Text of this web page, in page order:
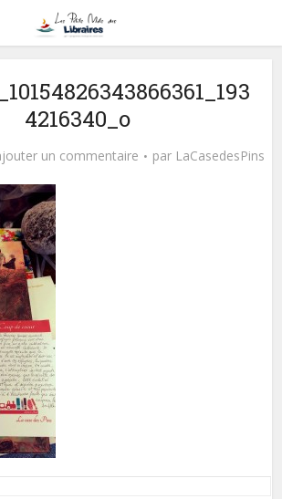
4216340_o
un commentaire par LaCasedesPins